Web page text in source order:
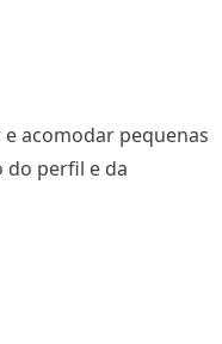
acomodar pequenas
do perfil e da